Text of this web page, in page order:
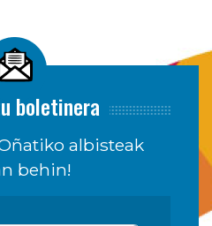
boletinera
albisteak
behin!